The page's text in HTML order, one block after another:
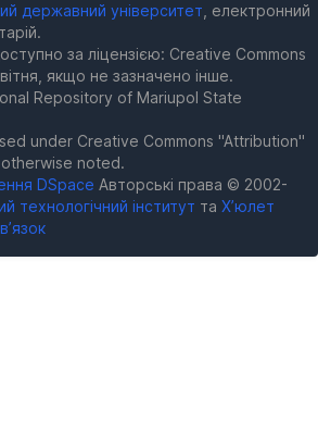
державний університет , електронний
за ліцензією: Creative Commons
якщо не зазначено інше.
Repository of Mariupol State
under Creative Commons "Attribution"
noted.
DSpace Авторські права © 2002-
технологічний інститут та Х’юлет